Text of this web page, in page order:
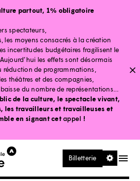
partout, 1% obligatoire
spectateurs,
les moyens consacrés à la création
incertitudes budgétaires fragilisent le
les effets sont désormais
réduction de programmations,
théâtres et des compagnies,
du nombre de représentations…
de la culture, le spectacle vivant,
les travailleurs et travailleuses et
en signant cetappel !
Billetterie Ouvrir